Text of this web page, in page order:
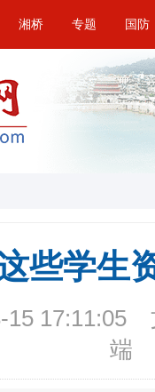
湘桥 专题 国防
些学生
15 17:11:05
端